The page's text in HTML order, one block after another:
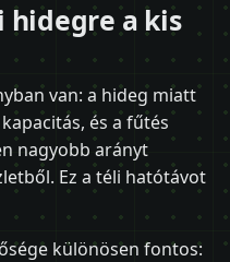
hidegre a kis
van: a hideg miatt
és a fűtés
nagyobb arányt
Ez a téli hatótávot
különösen fontos: